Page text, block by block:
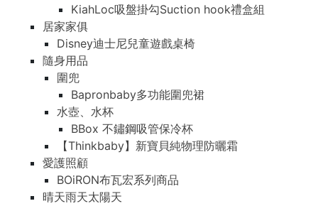
KiahLoc吸盤掛勾Suction hook禮盒組
居家家俱
Disney迪士尼兒童遊戲桌椅
隨身用品
圍兜
Bapronbaby多功能圍兜裙
水壺、水杯
BBox 不鏽鋼吸管保冷杯
【Thinkbaby】新寶貝純物理防曬霜
愛護照顧
BOiRON布瓦宏系列商品
晴天雨天太陽天